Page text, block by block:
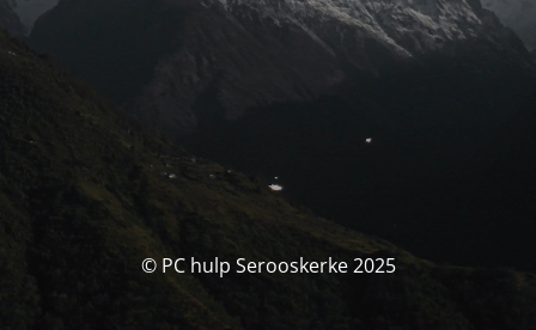
© PC hulp Serooskerke 2025